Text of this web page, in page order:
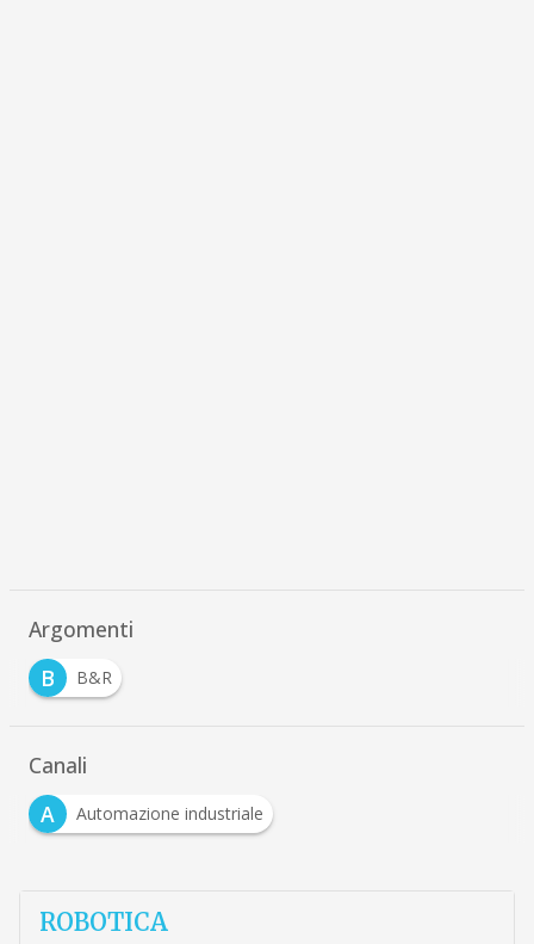
Argomenti
B
B&R
Canali
A
Automazione industriale
ROBOTICA